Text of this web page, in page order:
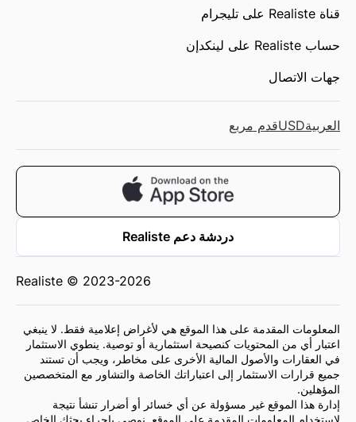
قناة Realiste على تليجرام
حساب Realiste على لينكدإن
جهات الاتصال
العربيةUSDقدم مربع
دردشة دعم Realiste
Realiste © 2023-2026
المعلومات المقدمة على هذا الموقع هي لأغراض إعلامية فقط. لا ينبغي
اعتبار أي من المحتويات كنصيحة استثمارية أو توصية. ينطوي الاستثمار
في العقارات والأصول المالية الأخرى على مخاطر، ويجب أن تستند
جميع قرارات الاستثمار إلى اعتباراتك الخاصة والتشاور مع المتخصصين
المؤهلين.
إدارة هذا الموقع غير مسؤولة عن أي خسائر أو أضرار تنشأ نتيجة
لاستخدام المعلومات المقدمة على الموقع. نوصي بإجراء بحثك الخاص